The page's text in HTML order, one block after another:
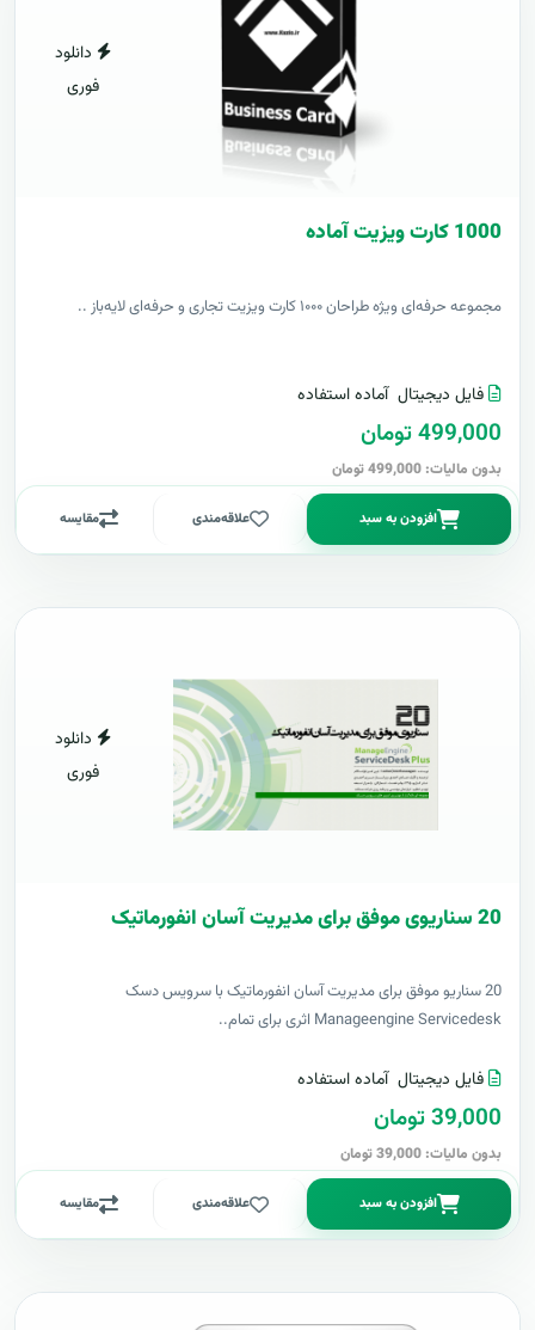
دانلود
فوری
1000 کارت ويزيت آماده
مجموعه حرفه‌ای ویژه طراحان ۱۰۰۰ کارت ویزیت تجاری و حرفه‌ای لایه‌باز ..
فایل دیجیتال آماده استفاده
499,000 تومان
بدون مالیات: 499,000 تومان
افزودن به سبد علاقه‌مندی مقایسه
دانلود
فوری
20 سناریوی موفق برای مدیریت آسان انفورماتیک
20 سناریو موفق برای مدیریت آسان انفورماتیک با سرویس دسک
Manageengine Servicedesk اثری برای تمام..
فایل دیجیتال آماده استفاده
39,000 تومان
بدون مالیات: 39,000 تومان
افزودن به سبد علاقه‌مندی مقایسه